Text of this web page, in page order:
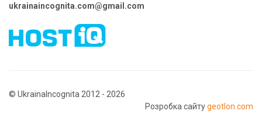
ukrainaincognita.com@gmail.com
© UkrainaIncognita 2012 - 2026
Розробка сайтуgeotlon.com